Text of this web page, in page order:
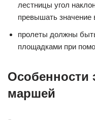
лестницы угол
превышать значение
пролеты должны
площадками при
Особенности
маршей